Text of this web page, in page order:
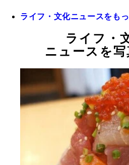
ライフ・文化ニュースをも
ライフ・
ニュースを